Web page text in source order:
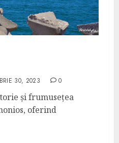
30, 2023 0
și frumusețea
oferind